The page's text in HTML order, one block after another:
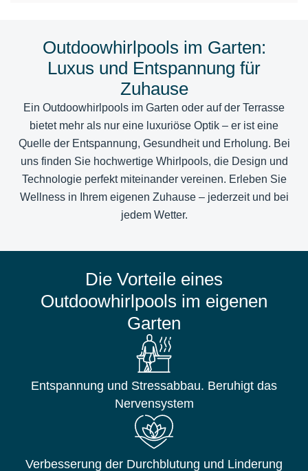
Outdoowhirlpools im Garten:
Luxus und Entspannung für
Zuhause
Ein Outdoowhirlpools im Garten oder auf der Terrasse
bietet mehr als nur eine luxuriöse Optik – er ist eine
Quelle der Entspannung, Gesundheit und Erholung. Bei
uns finden Sie hochwertige Whirlpools, die Design und
Technologie perfekt miteinander vereinen. Erleben Sie
Wellness in Ihrem eigenen Zuhause – jederzeit und bei
jedem Wetter.
Die Vorteile eines
Outdoowhirlpools im eigenen
Garten
Entspannung und Stressabbau. Beruhigt das
Nervensystem
Verbesserung der Durchblutung und Linderung